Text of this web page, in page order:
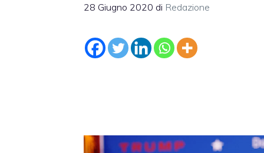
28 Giugno 2020 di Redazione